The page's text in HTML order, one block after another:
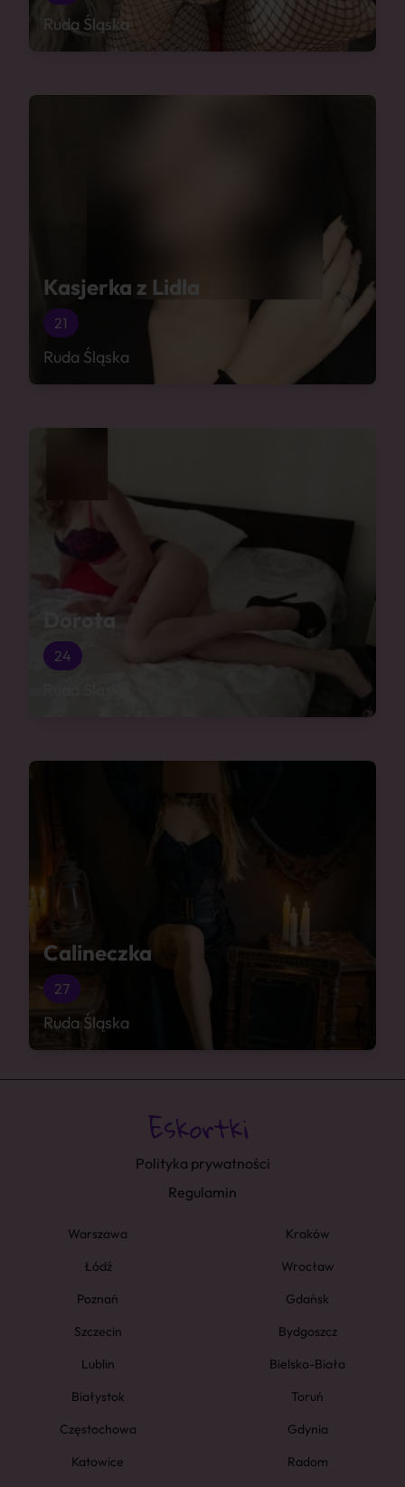
Ruda Śląska
Kasjerka z Lidla
21
Ruda Śląska
Dorota
24
Calineczka
27
Ruda Śląska
Polityka prywatności
Regulamin
Warszawa
Kraków
Łódź
Wrocław
Poznań
Gdańsk
Szczecin
Bydgoszcz
Lublin
Bielsko-Biała
Białystok
Toruń
Częstochowa
Gdynia
Katowice
Radom